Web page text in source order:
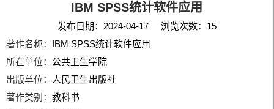
IBM SPSS统计软件应用
发布日期：2024-04-17 浏览次数： 15
著作名称： IBM SPSS统计软件应用
所在单位： 公共卫生学院
出版单位： 人民卫生出版社
著作类别：教科书